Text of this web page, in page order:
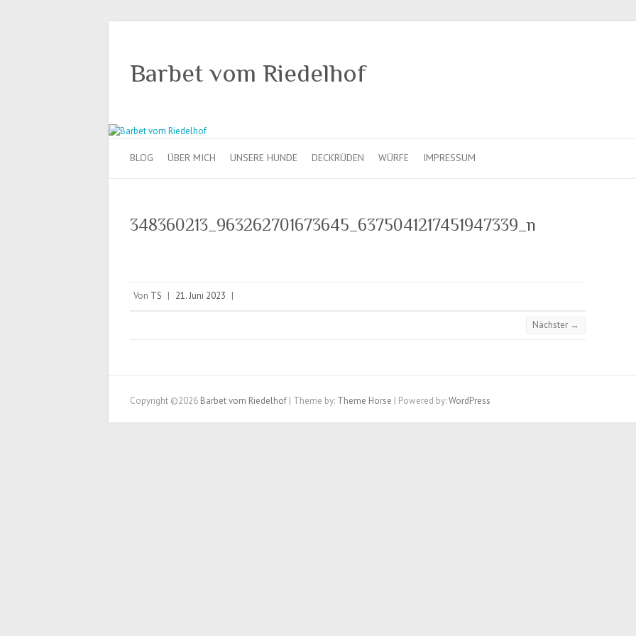
Barbet vom Riedelhof
BLOG ÜBER MICH UNSERE HUNDE DECKRÜDEN WÜRFE IMPRESSUM
348360213_963262701673645_6375041217451947339_n
Von TS | 21. Juni 2023 |
Nächster →
Copyright ©2026 Barbet vom Riedelhof | Theme by: Theme Horse | Powered by:WordPress